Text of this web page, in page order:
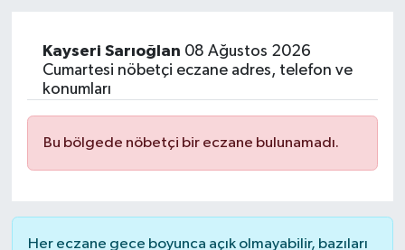
Kayseri Sarıoğlan 08 Ağustos 2026
Cumartesi nöbetçi eczane adres, telefon ve
konumları
Bu bölgede nöbetçi bir eczane bulunamadı.
Her eczane gece boyunca açık olmayabilir, bazıları